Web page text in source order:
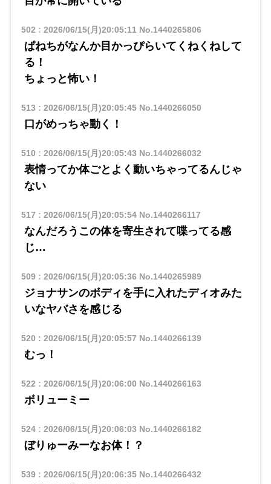
502 : 2026/06/15(月)20:05:11No.1440265806
ぱねちがなんか目かっぴらいてくねくねして
る！
ちょっと怖い！
513 : 2026/06/15(月)20:05:45No.1440266050
口がめっちゃ動く！
510 : 2026/06/15(月)20:05:43 No.1440266032
表情ってか体ごとよく動いちゃってるんじゃ
ない
517 : 2026/06/15(月)20:05:54No.1440266117
なんだろうこの体を寄生されて喋ってる感
じ…
509: 2026/06/15(月)20:05:36 No.1440265989
ジョナサンのボディを手に入れたディオみた
いなヤバさを感じる
520 : 2026/06/15(月)20:05:57 No.1440266139
むっ！
522 : 2026/06/15(月)20:06:00 No.1440266163
ボリューミー
524: 2026/06/15(月)20:06:03 No.1440266182
ぼりゅーみーなお体！？
539: 2026/06/15(月)20:06:35No.1440266432